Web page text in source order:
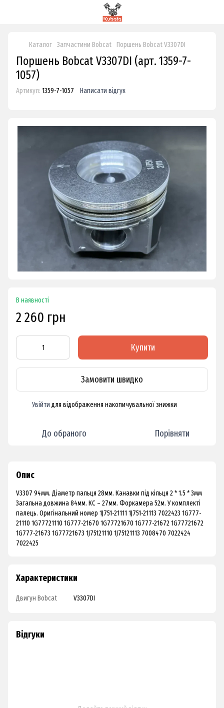
Каталог Запчастини Bobcat Поршень Bobcat V3307DI
Поршень Bobcat V3307DI (арт. 1359-7-
1057)
Артикул: 1359-7-1057 Написати відгук
В наявності
2 260 грн
Купити
Замовити швидко
Увійти для відображення накопичувальної знижки
До обраного Порівняти
Опис
V3307 94мм. Діаметр пальця 28мм. Канавки під кільця 2 * 1.5 * 3мм
Загальна довжина 84мм. КС – 27мм. Форкамера 52м. У комплекті
палець. Оригінальний номер 1J751-21111 1J751-21113 7022423 1G777-
21110 1G77721110 1G777-21670 1G77721670 1G777-21672 1G77721672
1G777-21673 1G77721673 1J75121110 1J75121113 7008470 7022424
7022425
Характеристики
Двигун Bobcat V3307DI
Відгуки